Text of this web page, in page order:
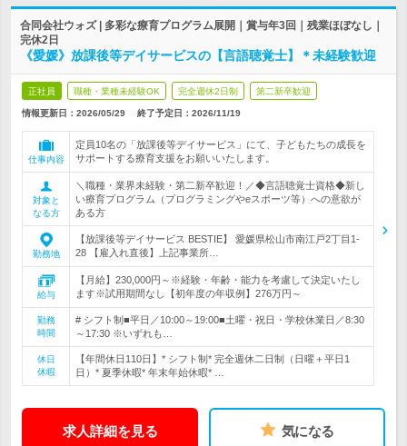
合同会社ウォズ | 多彩な療育プログラム展開｜賞与年3回｜残業ほぼなし｜
完休2日
《愛媛》放課後等デイサービスの【言語聴覚士】＊未経験歓迎
正社員 職種・業種未経験OK 完全週休2日制 第二新卒歓迎
情報更新日：2026/05/29 終了予定日： 2026/11/19
仕事内容
定員10名の「放課後等デイサービス」にて、子どもたちの成長を
サポートする療育支援をお願いいたします。
対象と
なる方
＼職種・業界未経験・第二新卒歓迎！／◆言語聴覚士資格◆新し
い療育プログラム（プログラミングやeスポーツ等）への意欲が
ある方
勤務地
【放課後等デイサービス BESTIE】 愛媛県松山市南江戸2丁目1-
28 【雇入れ直後】上記事業所…
給与
【月給】230,000円～※経験・年齢・能力を考慮して決定いたし
ます※試用期間なし【初年度の年収例】276万円～
勤務
時間
# シフト制■平日／10:00～19:00■土曜・祝日・学校休業日／8:30
～17:30 ※いずれも…
休日
休暇
【年間休日110日】* シフト制* 完全週休二日制（日曜＋平日1
日）* 夏季休暇* 年末年始休暇* …
求人詳細を見る 気になる